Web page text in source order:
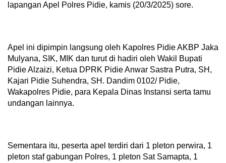
lapangan Apel Polres Pidie, kamis (20/3/2025) sore.
Apel ini dipimpin langsung oleh Kapolres Pidie AKBP Jaka
Mulyana, SIK, MIK dan turut di hadiri oleh Wakil Bupati
Pidie Alzaizi, Ketua DPRK Pidie Anwar Sastra Putra, SH,
Kajari Pidie Suhendra, SH. Dandim 0102/ Pidie,
Wakapolres Pidie, para Kepala Dinas Instansi serta tamu
undangan lainnya.
Sementara itu, peserta apel terdiri dari 1 pleton perwira, 1
pleton staf gabungan Polres, 1 pleton Sat Samapta, 1